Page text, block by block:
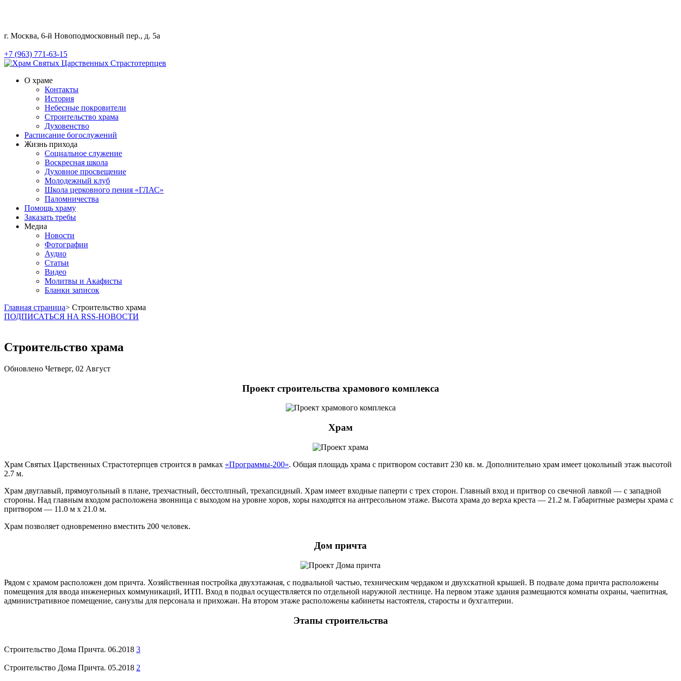
г. Москва, 6-й Новоподмосковный пер., д. 5а
+7 (963) 771-63-15
О храме
Контакты
История
Небесные покровители
Строительство храма
Духовенство
Расписание богослужений
Жизнь прихода
Социальное служение
Воскресная школа
Духовное просвещение
Молодежный клуб
Школа церковного пения «ГЛАС»
Паломничества
Помощь храму
Заказать требы
Медиа
Новости
Фотографии
Аудио
Статьи
Видео
Молитвы и Акафисты
Бланки записок
Главная страница> Строительство храма
ПОДПИСАТЬСЯ НА RSS-НОВОСТИ
Строительство храма
Обновлено Четверг, 02 Август
Проект строительства храмового комплекса
Храм
Храм Святых Царственных Страстотерпцев строится в рамках «Программы-200». Общая площадь храма с притвором составит 230 кв. м. Дополнительно храм имеет цокольный этаж высотой
2.7 м.
Храм двуглавый, прямоугольный в плане, трехчастный, бесстолпный, трехапсидный. Храм имеет входные паперти с трех сторон. Главный вход и притвор со свечной лавкой — с западной
стороны. Над главным входом расположена звонница с выходом на уровне хоров, хоры находятся на антресольном этаже. Высота храма до верха креста — 21.2 м. Габаритные размеры храма с
притвором — 11.0 м х 21.0 м.
Храм позволяет одновременно вместить 200 человек.
Дом причта
Рядом с храмом расположен дом причта. Хозяйственная постройка двухэтажная, с подвальной частью, техническим чердаком и двухскатной крышей. В подвале дома причта расположены
помещения для ввода инженерных коммуникаций, ИТП. Вход в подвал осуществляется по отдельной наружной лестнице. На первом этаже здания размещаются комнаты охраны, чаепитная,
административное помещение, санузлы для персонала и прихожан. На втором этаже расположены кабинеты настоятеля, старосты и бухгалтерии.
Этапы строительства
Строительство Дома Причта. 06.2018 3
Строительство Дома Причта. 05.2018 2